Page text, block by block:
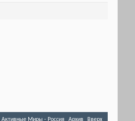
Активные Миры - Россия Архив Вверх